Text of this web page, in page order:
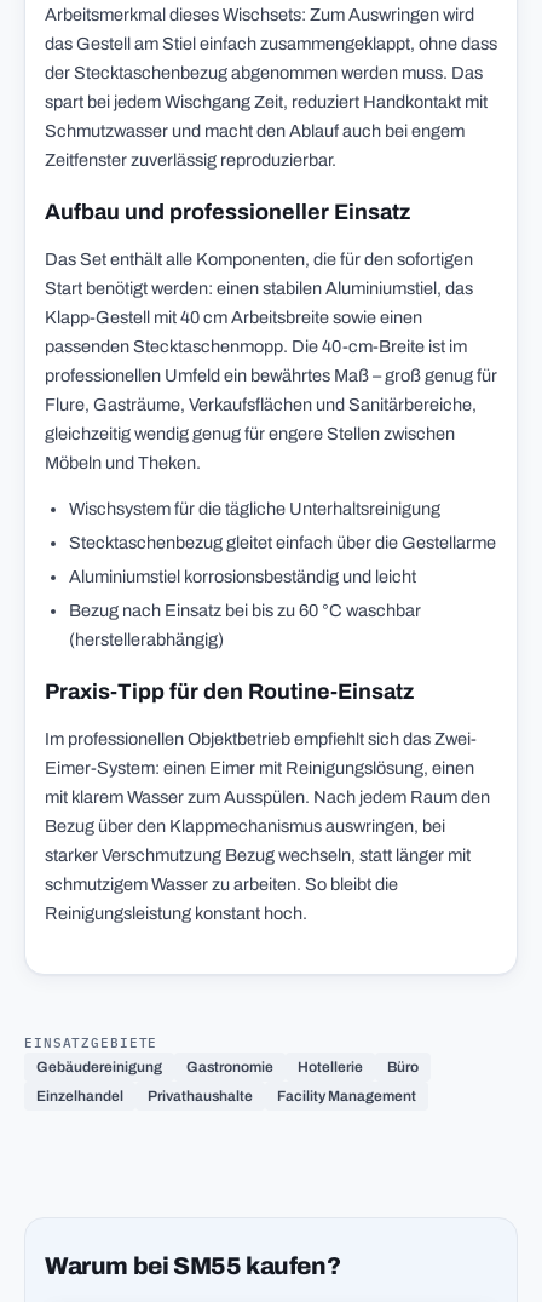
Arbeitsmerkmal dieses Wischsets: Zum Auswringen wird
das Gestell am Stiel einfach zusammengeklappt, ohne dass
der Stecktaschenbezug abgenommen werden muss. Das
spart bei jedem Wischgang Zeit, reduziert Handkontakt mit
Schmutzwasser und macht den Ablauf auch bei engem
Zeitfenster zuverlässig reproduzierbar.
Aufbau und professioneller Einsatz
Das Set enthält alle Komponenten, die für den sofortigen
Start benötigt werden: einen stabilen Aluminiumstiel, das
Klapp-Gestell mit 40 cm Arbeitsbreite sowie einen
passenden Stecktaschenmopp. Die 40-cm-Breite ist im
professionellen Umfeld ein bewährtes Maß – groß genug für
Flure, Gasträume, Verkaufsflächen und Sanitärbereiche,
gleichzeitig wendig genug für engere Stellen zwischen
Möbeln und Theken.
Wischsystem für die tägliche Unterhaltsreinigung
Stecktaschenbezug gleitet einfach über die Gestellarme
Aluminiumstiel korrosionsbeständig und leicht
Bezug nach Einsatz bei bis zu 60 °C waschbar
(herstellerabhängig)
Praxis-Tipp für den Routine-Einsatz
Im professionellen Objektbetrieb empfiehlt sich das Zwei-
Eimer-System: einen Eimer mit Reinigungslösung, einen
mit klarem Wasser zum Ausspülen. Nach jedem Raum den
Bezug über den Klappmechanismus auswringen, bei
starker Verschmutzung Bezug wechseln, statt länger mit
schmutzigem Wasser zu arbeiten. So bleibt die
Reinigungsleistung konstant hoch.
EINSATZGEBIETE
Gebäudereinigung
Gastronomie Hotellerie
Büro
Einzelhandel
Privathaushalte Facility Management
Warum bei SM55 kaufen?